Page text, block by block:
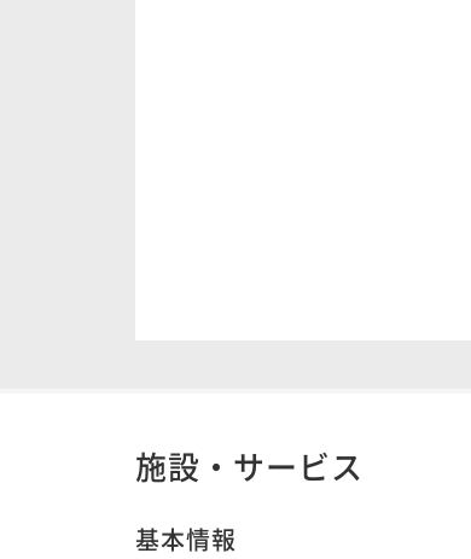
施設・サービス
基本情報